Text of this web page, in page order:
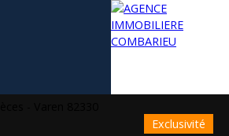
Exclusivité